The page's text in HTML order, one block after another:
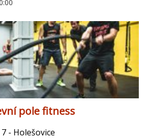
pole fitness
- Holešovice